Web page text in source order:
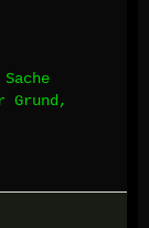
Grund,